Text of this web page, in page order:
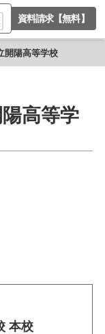
資料請求【無料】
開陽高等学校
陽高等学
本校